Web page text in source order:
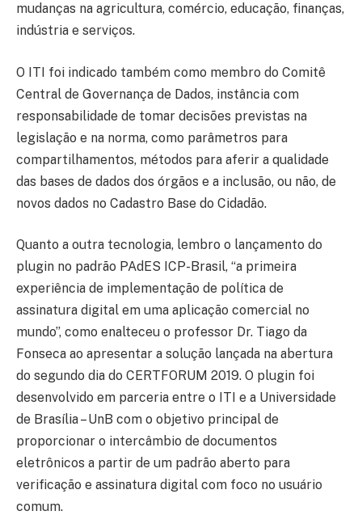
mudanças na agricultura, comércio, educação, finanças,
indústria e serviços.
O ITI foi indicado também como membro do Comitê
Central de Governança de Dados, instância com
responsabilidade de tomar decisões previstas na
legislação e na norma, como parâmetros para
compartilhamentos, métodos para aferir a qualidade
das bases de dados dos órgãos e a inclusão, ou não, de
novos dados no Cadastro Base do Cidadão.
Quanto a outra tecnologia, lembro o lançamento do
plugin no padrão PAdES ICP-Brasil, “a primeira
experiência de implementação de política de
assinatura digital em uma aplicação comercial no
mundo”, como enalteceu o professor Dr. Tiago da
Fonseca ao apresentar a solução lançada na abertura
do segundo dia do CERTFORUM 2019. O plugin foi
desenvolvido em parceria entre o ITI e a Universidade
de Brasília – UnB com o objetivo principal de
proporcionar o intercâmbio de documentos
eletrônicos a partir de um padrão aberto para
verificação e assinatura digital com foco no usuário
comum.